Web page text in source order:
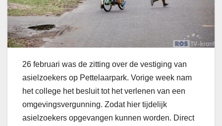
26 februari was de zitting over de vestiging van
asielzoekers op Pettelaarpark. Vorige week nam
het college het besluit tot het verlenen van een
omgevingsvergunning. Zodat hier tijdelijk
asielzoekers opgevangen kunnen worden. Direct